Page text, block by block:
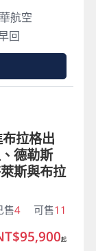
航空
回
拉格出
德勒斯
斯與布拉
售4 可售11
起